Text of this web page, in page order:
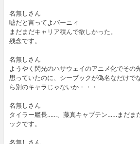
名無しさん
嘘だと言ってよバーニィ
まだまだキャリア積んで欲しかった。
残念です。
名無しさん
ようやく閃光のハサウェイのアニメ化でその
思っていたのに、シーブックが偽名なだけで
ら別のキャラじゃないか・・・
名無しさん
タイラー艦長……、藤真キャプテン……まだま
ックです。
名無しさん